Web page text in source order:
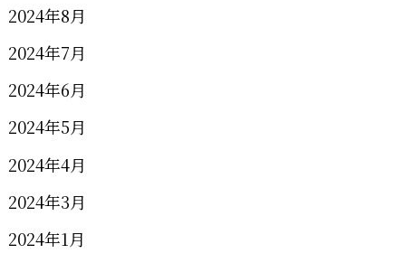
2024年8月
2024年7月
2024年6月
2024年5月
2024年4月
2024年3月
2024年1月